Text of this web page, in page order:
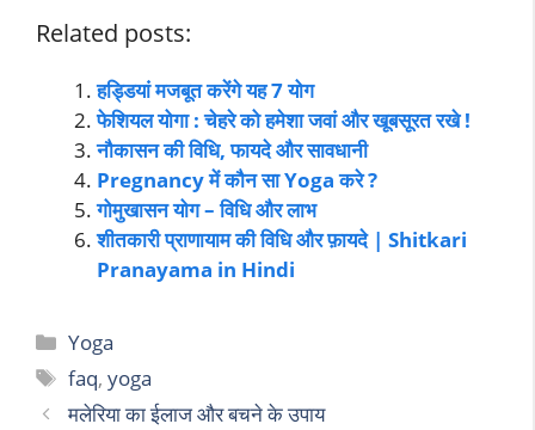
Related posts:
हड्डियां मजबूत करेंगे यह 7 योग
फेशियल योगा : चेहरे को हमेशा जवां और खूबसूरत रखे !
नौकासन की विधि, फायदे और सावधानी
Pregnancy में कौन सा Yoga करे ?
गोमुखासन योग – विधि और लाभ
शीतकारी प्राणायाम की विधि और फ़ायदे | Shitkari
Pranayama in Hindi
Yoga
faq,yoga
मलेरिया का ईलाज और बचने के उपाय